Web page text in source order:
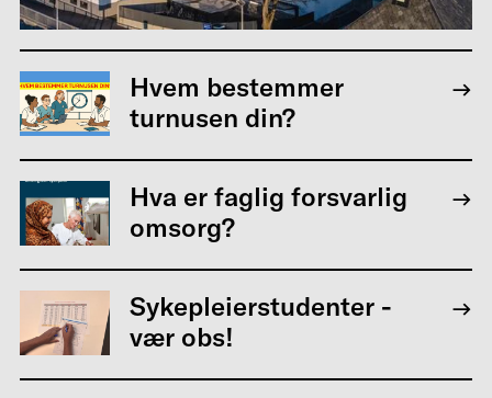
Hvem bestemmer
turnusen din?
Hva er faglig forsvarlig
omsorg?
Sykepleierstudenter -
vær obs!